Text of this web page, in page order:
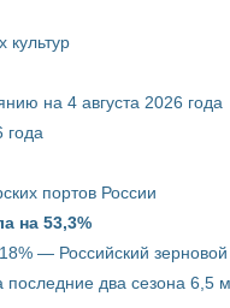
культур
на 4 августа 2026 года
года
портов России
на 53,3%
— Российский
два сезона 6,5